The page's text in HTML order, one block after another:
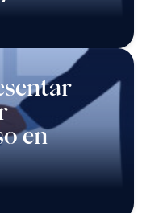
en